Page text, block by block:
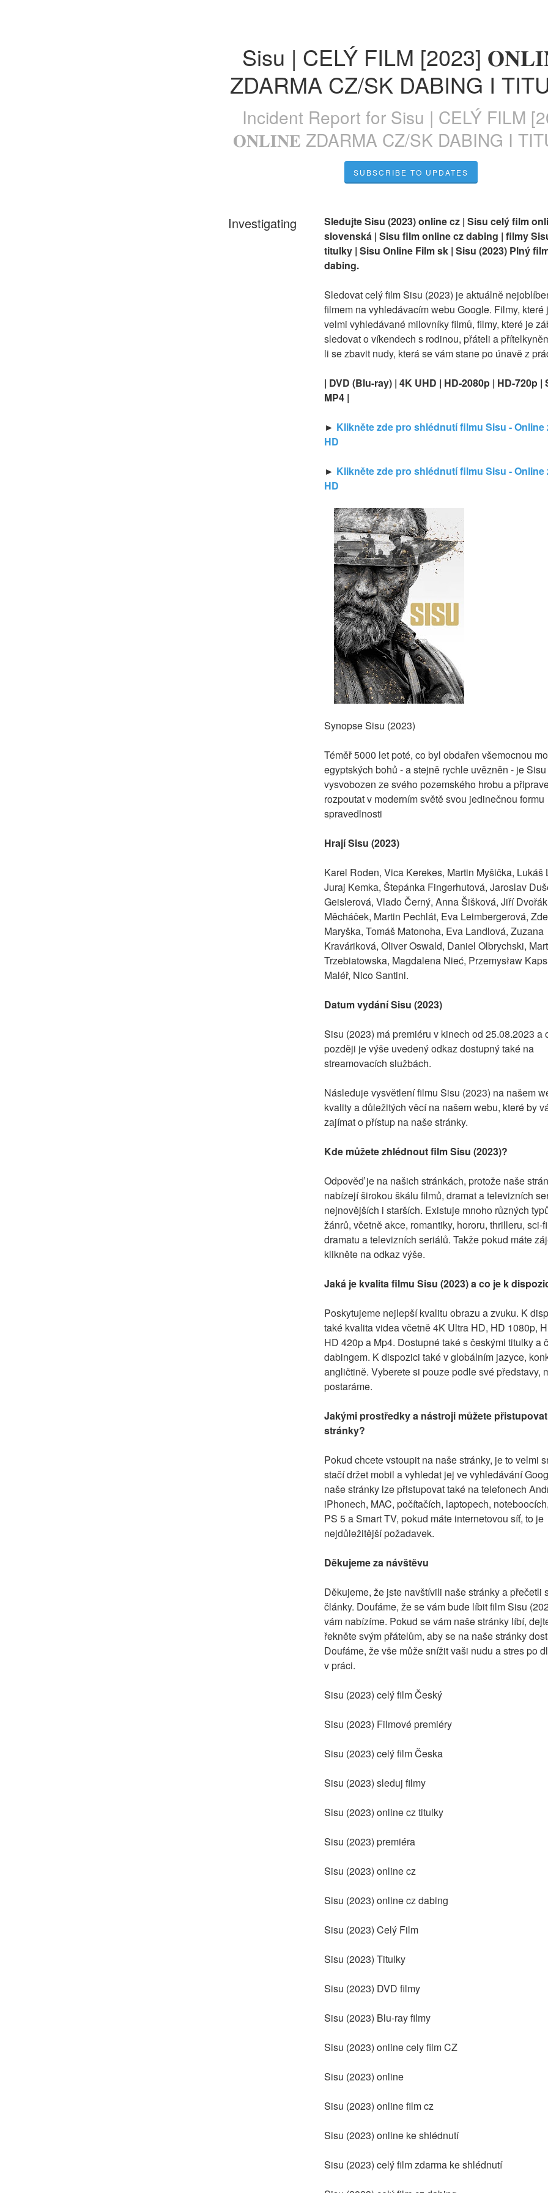
Sisu | CELÝ FILM [2023]
ZDARMA CZ/SK DABING I
Incident Report for Sisu | CELÝ FILM
𝐎𝐍𝐋𝐈𝐍𝐄 ZDARMA CZ/SK DABING I
SUBSCRIBE TO UPDATES
Investigating
Sledujte Sisu (2023) online cz | Sisu celý film
slovenská | Sisu film online cz dabing | filmy
titulky | Sisu Online Film sk | Sisu (2023) Plný
dabing.
Sledovat celý film Sisu (2023) je aktuálně
filmem na vyhledávacím webu Google. Filmy, které
velmi vyhledávané milovníky filmů, filmy, které je
sledovat o víkendech s rodinou, přáteli a
li se zbavit nudy, která se vám stane po únavě z
| DVD (Blu-ray) | 4K UHD | HD-2080p | HD-720p |
MP4 |
► Klikněte zde pro shlédnutí filmu Sisu - Online
HD
► Klikněte zde pro shlédnutí filmu Sisu - Online
HD
Synopse Sisu (2023)
Téměř 5000 let poté, co byl obdařen všemocnou
egyptských bohů - a stejně rychle uvězněn - je Sisu
vysvobozen ze svého pozemského hrobu a
rozpoutat v moderním světě svou jedinečnou formu
spravedlnosti
Hrají Sisu (2023)
Karel Roden, Vica Kerekes, Martin Myšička, Lukáš
Juraj Kemka, Štepánka Fingerhutová, Jaroslav
Geislerová, Vlado Černý, Anna Šišková, Jiří
Měcháček, Martin Pechlát, Eva Leimbergerová,
Maryška, Tomáš Matonoha, Eva Landlová, Zuzana
Kraváriková, Oliver Oswald, Daniel Olbrychski,
Trzebiatowska, Magdalena Nieć, Przemysław
Maléř, Nico Santini.
Datum vydání Sisu (2023)
Sisu (2023) má premiéru v kinech od 25.08.2023 a
později je výše uvedený odkaz dostupný také na
streamovacích službách.
Následuje vysvětlení filmu Sisu (2023) na našem
kvality a důležitých věcí na našem webu, které by
zajímat o přístup na naše stránky.
Kde můžete zhlédnout film Sisu (2023)?
Odpověď je na našich stránkách, protože naše
nabízejí širokou škálu filmů, dramat a televizních
nejnovějších i starších. Existuje mnoho různých
žánrů, včetně akce, romantiky, hororu, thrilleru, sci-
dramatu a televizních seriálů. Takže pokud máte
klikněte na odkaz výše.
Jaká je kvalita filmu Sisu (2023) a co je k
Poskytujeme nejlepší kvalitu obrazu a zvuku. K
také kvalita videa včetně 4K Ultra HD, HD 1080p,
HD 420p a Mp4. Dostupné také s českými titulky a
dabingem. K dispozici také v globálním jazyce,
angličtině. Vyberete si pouze podle své představy,
postaráme.
Jakými prostředky a nástroji můžete
stránky?
Pokud chcete vstoupit na naše stránky, je to velmi
stačí držet mobil a vyhledat jej ve vyhledávání
naše stránky lze přistupovat také na telefonech
iPhonech, MAC, počítačích, laptopech,
PS 5 a Smart TV, pokud máte internetovou síť, to je
nejdůležitější požadavek.
Děkujeme za návštěvu
Děkujeme, že jste navštívili naše stránky a přečetli
články. Doufáme, že se vám bude líbit film Sisu
vám nabízíme. Pokud se vám naše stránky líbí,
řekněte svým přátelům, aby se na naše stránky
Doufáme, že vše může snížit vaši nudu a stres po
v práci.
Sisu (2023) celý film Český
Sisu (2023) Filmové premiéry
Sisu (2023) celý film Česka
Sisu (2023) sleduj filmy
Sisu (2023) online cz titulky
Sisu (2023) premiéra
Sisu (2023) online cz
Sisu (2023) online cz dabing
Sisu (2023) Celý Film
Sisu (2023) Titulky
Sisu (2023) DVD filmy
Sisu (2023) Blu-ray filmy
Sisu (2023) online cely film CZ
Sisu (2023) online
Sisu (2023) online film cz
Sisu (2023) online ke shlédnutí
Sisu (2023) celý film zdarma ke shlédnutí